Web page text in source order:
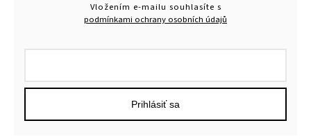
Vložením e-mailu souhlasíte s
podmínkami ochrany osobních údajů
Prihlásiť sa